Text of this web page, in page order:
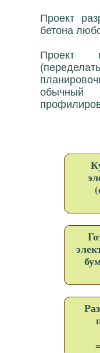
Проект
бетона
Проект